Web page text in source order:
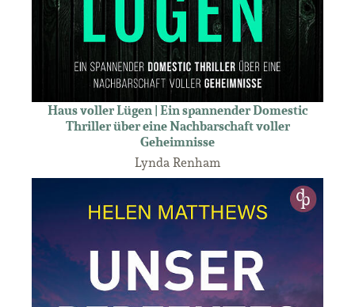
Haus voller Lügen | Ein spannender Domestic
Thriller über eine Nachbarschaft voller
Geheimnisse
Lynda Renham